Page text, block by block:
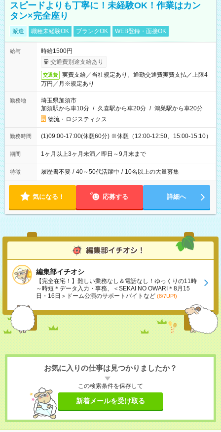
スピードよりも丁寧に！未経験OK！作業はカン
タン×完全座り
派遣 職種未経験OK ブランクOK WEB登録・面接OK
給与
時給1500円
交通費別途支給あり
交通費
実費支給／当社規定あり。通勤交通費実費支払／上限4
万円／月※規定あり
勤務地
埼玉県加須市
加須駅から車10分 / 久喜駅から車20分 / 鴻巣駅から車20分
物流・ロジスティクス
勤務時間 (1)09:00-17:00(休憩60分) ※休憩（12:00-12:50、15:00-15:10）
期間 1ヶ月以上3ヶ月未満／即日～9月末まで
特徴 履歴書不要 / 40～50代活躍中 / 10名以上の大量募集
気になる！ 応募する 詳細へ
編集部イチオシ
【完全在宅！】難しい業務なし＆電話なし！ゆっくりの11時
～時短＊データ入力・事務、＜SEKAI NO OWARI＊8月15
日・16日＞ドーム公演のサポートバイトなど (8/7UP!)
お気に入りの仕事は見つかりましたか？
この検索条件を保存して
新着メールを受け取る